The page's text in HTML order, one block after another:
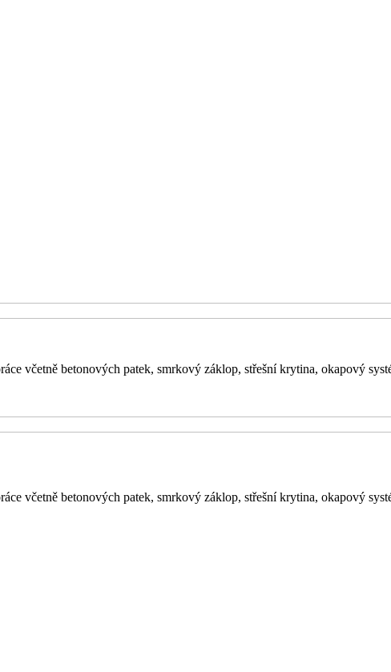
včetně betonových patek, smrkový záklop, střešní krytina, okapový
včetně betonových patek, smrkový záklop, střešní krytina, okapový